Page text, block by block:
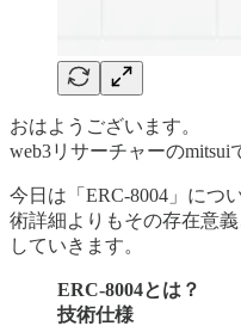
おはようございます。
web3リサーチャーのmitsui
今日は「ERC-8004」につ
術詳細よりもその存在意
していきます。
ERC-8004とは？
技術仕様